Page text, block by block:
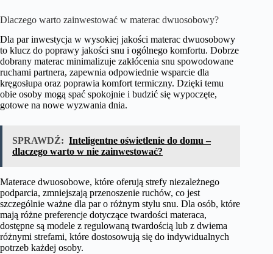
Dlaczego warto zainwestować w materac dwuosobowy?
Dla par inwestycja w wysokiej jakości materac dwuosobowy
to klucz do poprawy jakości snu i ogólnego komfortu. Dobrze
dobrany materac minimalizuje zakłócenia snu spowodowane
ruchami partnera, zapewnia odpowiednie wsparcie dla
kręgosłupa oraz poprawia komfort termiczny. Dzięki temu
obie osoby mogą spać spokojnie i budzić się wypoczęte,
gotowe na nowe wyzwania dnia.
SPRAWDŹ: Inteligentne oświetlenie do domu –
dlaczego warto w nie zainwestować?
Materace dwuosobowe, które oferują strefy niezależnego
podparcia, zmniejszają przenoszenie ruchów, co jest
szczególnie ważne dla par o różnym stylu snu. Dla osób, które
mają różne preferencje dotyczące twardości materaca,
dostępne są modele z regulowaną twardością lub z dwiema
różnymi strefami, które dostosowują się do indywidualnych
potrzeb każdej osoby.